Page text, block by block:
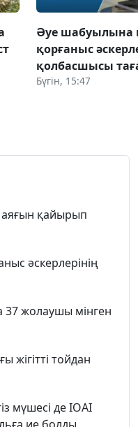
Әуе шабуылына
қорғаныс
қолбасшысы
Бүгін, 15:47
қайырып
әскерлерінің
37 жолаушы мінген
жігітті тойдан
мүшесі де IOAI